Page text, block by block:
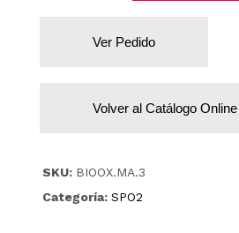
Ver Pedido
Volver al Catálogo Online
SKU: BIOOX.MA.3
Categoría: SPO2